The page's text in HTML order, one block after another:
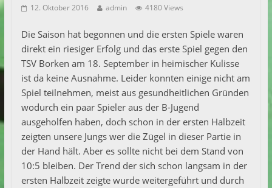
12. Oktober 2016 admin 4180 Views
Die Saison hat begonnen und die ersten Spiele waren
direkt ein riesiger Erfolg und das erste Spiel gegen den
TSV Borken am 18. September in heimischer Kulisse
ist da keine Ausnahme. Leider konnten einige nicht am
Spiel teilnehmen, meist aus gesundheitlichen Gründen
wodurch ein paar Spieler aus der B-Jugend
ausgeholfen haben, doch schon in der ersten Halbzeit
zeigten unsere Jungs wer die Zügel in dieser Partie in
der Hand hält. Aber es sollte nicht bei dem Stand von
10:5 bleiben. Der Trend der sich schon langsam in der
ersten Halbzeit zeigte wurde weitergeführt und durch